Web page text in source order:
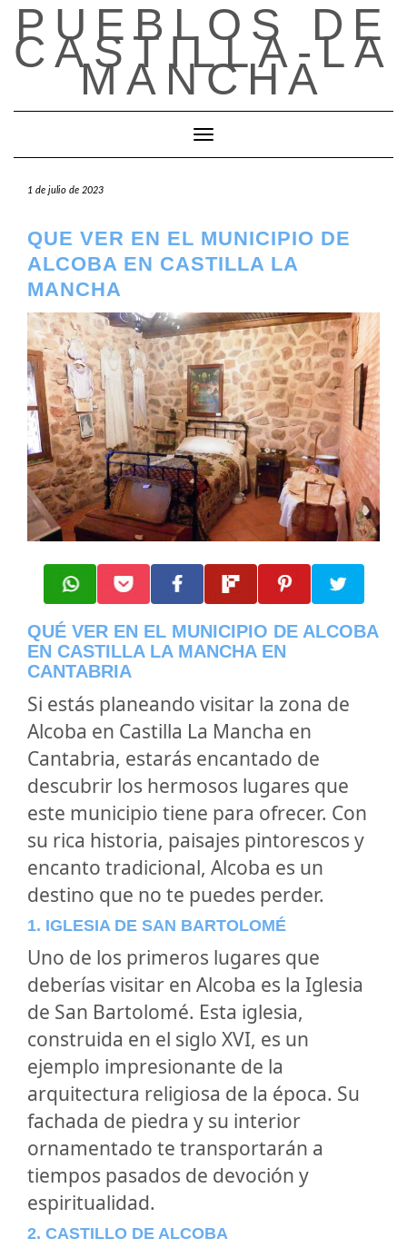
Saltar
contenido
PUEBLOS DE
CASTILLA-LA
MANCHA
Cambiar modo de navegación
1 de julio de 2023
QUE VER EN EL MUNICIPIO DE
ALCOBA EN CASTILLA LA
MANCHA
QUÉ VER EN EL MUNICIPIO DE ALCOBA
EN CASTILLA LA MANCHA EN
CANTABRIA
Si estás planeando visitar la zona de
Alcoba en Castilla La Mancha en
Cantabria, estarás encantado de
descubrir los hermosos lugares que
este municipio tiene para ofrecer. Con
su rica historia, paisajes pintorescos y
encanto tradicional, Alcoba es un
destino que no te puedes perder.
1. IGLESIA DE SAN BARTOLOMÉ
Uno de los primeros lugares que
deberías visitar en Alcoba es la Iglesia
de San Bartolomé. Esta iglesia,
construida en el siglo XVI, es un
ejemplo impresionante de la
arquitectura religiosa de la época. Su
fachada de piedra y su interior
ornamentado te transportarán a
tiempos pasados de devoción y
espiritualidad.
2. CASTILLO DE ALCOBA